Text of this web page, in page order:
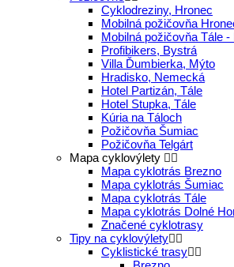
Cyklodreziny, Hronec
Mobilná požičovňa
Mobilná požičovňa Tále -
Profibikers, Bystrá
Villa Ďumbierka, Mýto
Hradisko, Nemecká
Hotel Partizán, Tále
Hotel Stupka, Tále
Kúria na Táloch
Požičovňa Šumiac
Požičovňa Telgárt
Mapa cyklovýlety
Mapa cyklotrás Brezno
Mapa cyklotrás Šumiac
Mapa cyklotrás Tále
Mapa cyklotrás Dolné
Značené cyklotrasy
Tipy na cyklovýlety
Cyklistické trasy